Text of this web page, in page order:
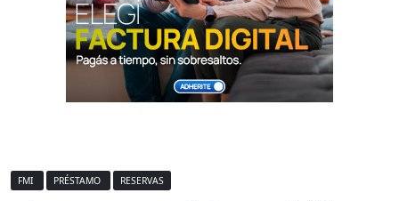
FMI PRÉSTAMO RESERVAS